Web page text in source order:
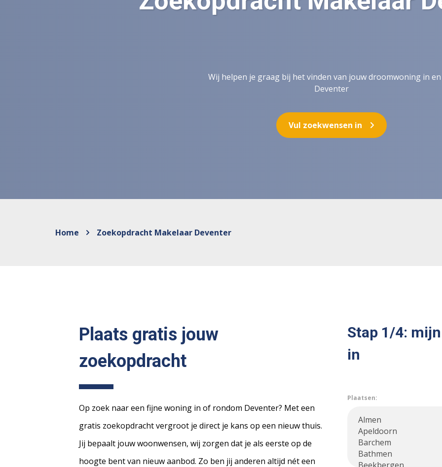
Wij helpen je graag bij het vinden van jouw droomwoning in
Deventer
Vul zoekwensen in
Home Zoekopdracht Makelaar Deventer
Plaats gratis jouw
zoekopdracht
Op zoek naar een fijne woning in of rondom Deventer? Met een
gratis zoekopdracht vergroot je direct je kans op een nieuw thuis.
Jij bepaalt jouw woonwensen, wij zorgen dat je als eerste op de
hoogte bent van nieuw aanbod. Zo ben jij anderen altijd nét een
Stap 1/4:
in
Plaatsen: